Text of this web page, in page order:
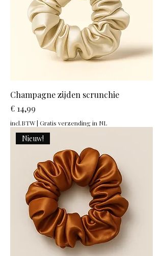
Champagne zijden scrunchie
Prijs
€ 14,99
incl.BTW| Gratis verzending in NL
Nieuw!